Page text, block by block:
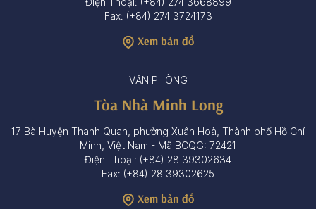
Fax: (+84) 274 3724173
Xem bản đồ
VĂN PHÒNG
Tòa Nhà Minh Long
17 Bà Huyện Thanh Quan, phường Xuân Hoà, Thành phố Hồ Chí
Minh, Việt Nam - Mã BCQG: 72421
Điện Thoại: (+84) 28 39302634
Fax: (+84) 28 39302625
Xem bản đồ